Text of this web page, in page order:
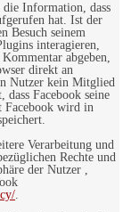
Information, dass
hat. Ist der
Besuch seinem
interagieren,
abgeben,
direkt an
Nutzer kein Mitglied
Facebook seine
Facebook wird in
Verarbeitung und
Rechte und
der Nutzer ,
.